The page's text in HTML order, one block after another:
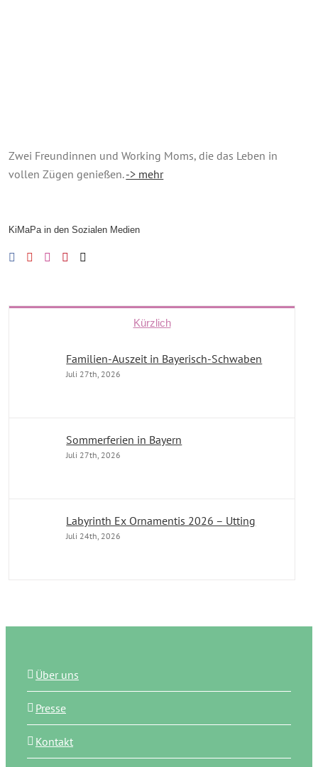
Zwei Freundinnen und Working Moms, die das Leben in
vollen Zügen genießen.-> mehr
KiMaPa in den Sozialen Medien
Kürzlich
Familien-Auszeit in Bayerisch-Schwaben
Juli 27th, 2026
Sommerferien in Bayern
Juli 27th, 2026
Labyrinth Ex Ornamentis 2026 – Utting
Juli 24th, 2026
Über uns
Presse
Kontakt